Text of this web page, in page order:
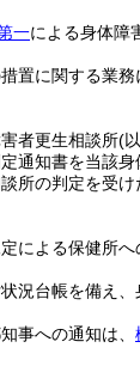
一による身体障
置に関する業務
者更生相談所(
通知書を当該身
所の判定を受
による保健所へ
況台帳を備え
事への通知は、